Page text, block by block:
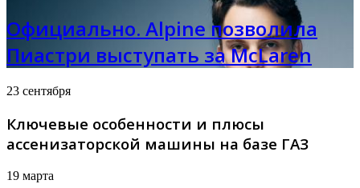
Официально. Alpine позволила
Пиастри выступать за McLaren
23 сентября
Ключевые особенности и плюсы
ассенизаторской машины на базе ГАЗ
19 марта